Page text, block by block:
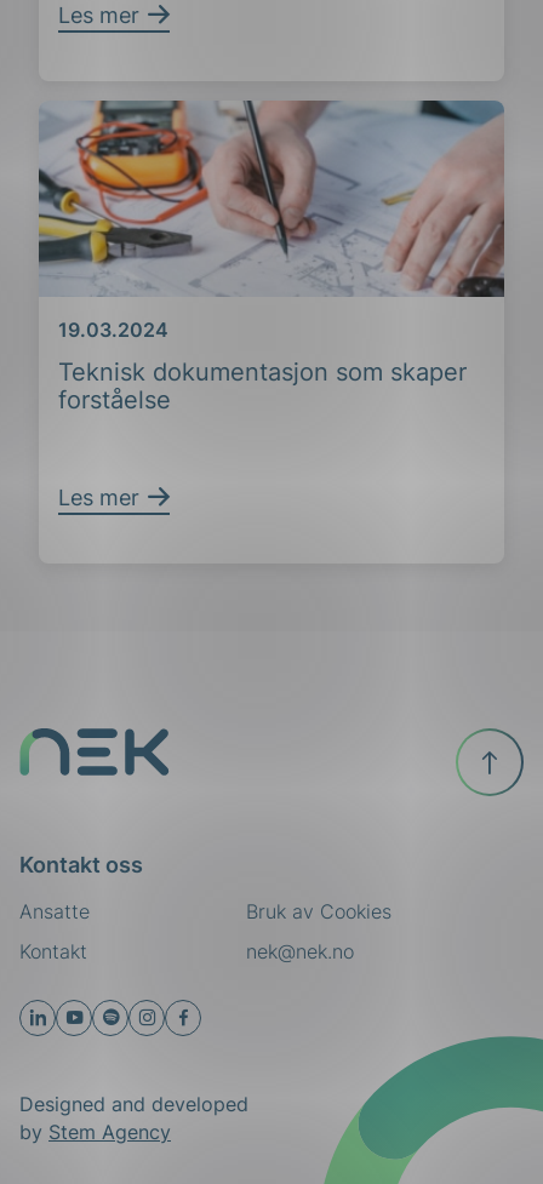
Les mer
Teknisk dokumentasjon som skaper
forståelse
Dato
19.03.2024
Les mer
Kontakt oss
Ansatte
nek@nek.no
Kontakt
Bruk av Cookies
Designed and developed
by Stem Agency
Til
toppen